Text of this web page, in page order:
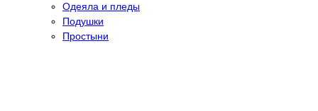
Одеяла и пледы
Подушки
Простыни